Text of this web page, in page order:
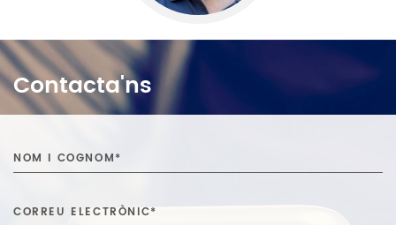
Contacta'ns